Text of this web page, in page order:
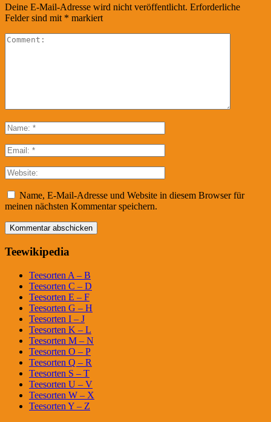
Deine E-Mail-Adresse wird nicht veröffentlicht. Erforderliche
Felder sind mit * markiert
Name, E-Mail-Adresse und Website in diesem Browser für
meinen nächsten Kommentar speichern.
Teewikipedia
Teesorten A – B
Teesorten C – D
Teesorten E – F
Teesorten G – H
Teesorten I – J
Teesorten K – L
Teesorten M – N
Teesorten O – P
Teesorten Q – R
Teesorten S – T
Teesorten U – V
Teesorten W – X
Teesorten Y – Z